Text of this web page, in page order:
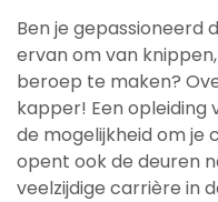
Ben je gepassioneerd
ervan om van
beroep te maken?
kapper! Een
de mogelijkheid om je
opent ook de deuren
veelzijdige carrière in